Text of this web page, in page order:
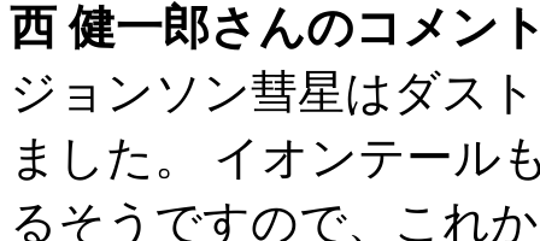
西 健一郎さんのコメン
ジョンソン彗星はダス
ました。 イオンテール
るそうですので、これ